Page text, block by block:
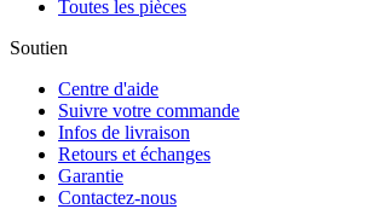
Toutes les pièces
Soutien
Centre d'aide
Suivre votre commande
Infos de livraison
Retours et échanges
Garantie
Contactez-nous